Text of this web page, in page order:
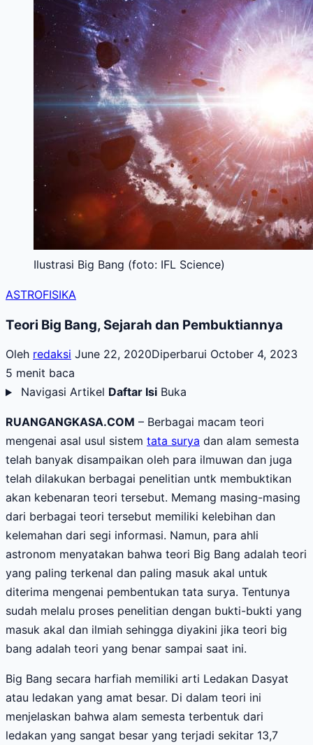
Ilustrasi Big Bang (foto: IFL Science)
ASTROFISIKA
Teori Big Bang, Sejarah dan Pembuktiannya
Oleh redaksi June 22, 2020Diperbarui October 4, 2023
5 menit baca
Navigasi Artikel Daftar Isi Buka
RUANGANGKASA.COM – Berbagai macam teori
mengenai asal usul sistem tata surya dan alam semesta
telah banyak disampaikan oleh para ilmuwan dan juga
telah dilakukan berbagai penelitian untk membuktikan
akan kebenaran teori tersebut. Memang masing-masing
dari berbagai teori tersebut memiliki kelebihan dan
kelemahan dari segi informasi. Namun, para ahli
astronom menyatakan bahwa teori Big Bang adalah teori
yang paling terkenal dan paling masuk akal untuk
diterima mengenai pembentukan tata surya. Tentunya
sudah melalu proses penelitian dengan bukti-bukti yang
masuk akal dan ilmiah sehingga diyakini jika teori big
bang adalah teori yang benar sampai saat ini.
Big Bang secara harfiah memiliki arti Ledakan Dasyat
atau ledakan yang amat besar. Di dalam teori ini
menjelaskan bahwa alam semesta terbentuk dari
ledakan yang sangat besar yang terjadi sekitar 13,7